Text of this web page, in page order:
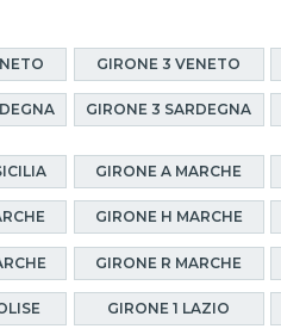
GIRONE 3 VENETO
GIRONE 3 SARDEGNA
GIRONE A MARCHE
GIRONE H MARCHE
GIRONE R MARCHE
GIRONE 1 LAZIO